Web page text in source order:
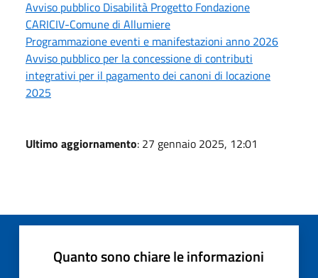
Avviso pubblico Disabilità Progetto Fondazione
CARICIV-Comune di Allumiere
Programmazione eventi e manifestazioni anno 2026
Avviso pubblico per la concessione di contributi
integrativi per il pagamento dei canoni di locazione
2025
Ultimo aggiornamento: 27 gennaio 2025, 12:01
Quanto sono chiare le informazioni